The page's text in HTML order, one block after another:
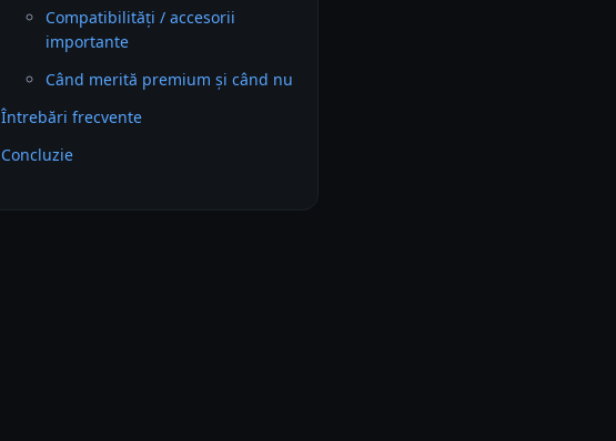
Compatibilități / accesorii
importante
Când merită premium și când nu
Întrebări frecvente
Concluzie